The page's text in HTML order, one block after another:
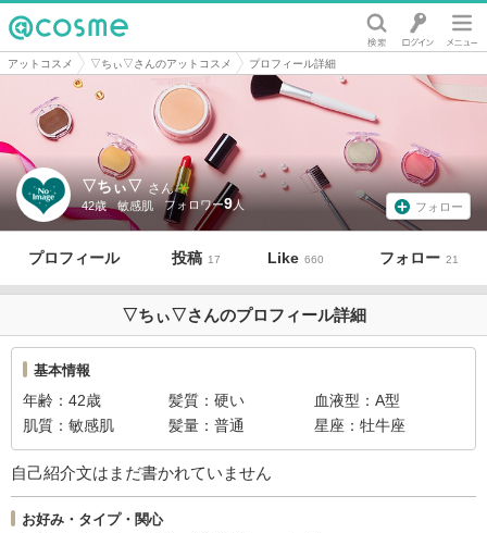
@cosme
アットコスメ ▽ちぃ▽さんのアットコスメ プロフィール詳細
▽ちぃ▽ さん
42歳 敏感肌 9 フォロー
プロフィール 投稿 17 Like 660 フォロー 21
▽ちぃ▽さんのプロフィール詳細
基本情報
年齢 42歳 髪質 硬い 血液型
A型
肌質
敏感肌 髪量 普通 星座 牡牛座
自己紹介文はまだ書かれていません
お好み・タイプ・関心